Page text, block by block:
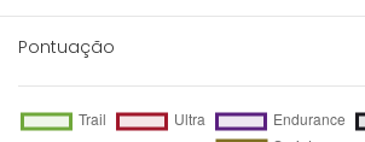
Pontuação